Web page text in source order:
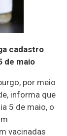
cadastro
de maio
por meio
informa que
5 de maio, o
vacinadas